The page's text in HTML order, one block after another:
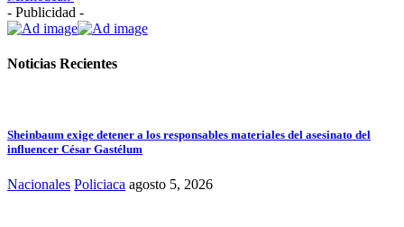
- Publicidad -
Noticias Recientes
Sheinbaum exige detener a los responsables materiales del asesinato del
influencer César Gastélum
Nacionales Policiaca agosto 5, 2026